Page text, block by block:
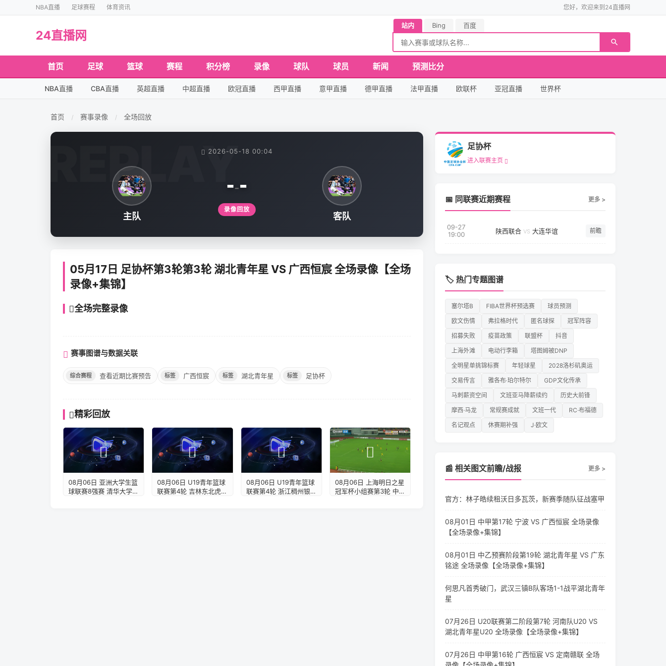
NBA直播 足球赛程 体育资讯 您好，欢迎来到24直播网
24直播网
站内 Bing 百度
首页 足球 篮球 赛程 积分榜 录像 球队 球员 新闻 预测比分
NBA直播 CBA直播 英超直播 中超直播 欧冠直播 西甲直播 意甲直播 德甲直播 法甲直播 欧联杯 亚冠直播 世界杯
首页 / 赛事录像 / 全场回放
2026-05-18 00:04
主队
---
录像回放
客队
05月17日 足协杯第3轮第3轮 湖北青年星 VS 广西恒宸 全场录像【全场
录像+集锦】
全场完整录像
赛事图谱与数据关联
综合赛程 查看近期比赛预告 标签 广西恒宸 标签 湖北青年星 标签 足协杯
精彩回放
08月06日 亚洲大学生篮
球联赛8强赛 清华大学
08月06日 U19青年篮球
联赛第4轮 吉林东北虎
08月06日 U19青年篮球
联赛第4轮 浙江稠州银行
08月06日 上海明日之星
冠军杯小组赛第3轮 中国
足协杯
进入联赛主页
📅 同联赛近期赛程 更多 >
09-27
19:00
陕西联合 VS 大连华谊 前瞻
🏷️ 热门专题图谱
塞尔塔B FIBA世界杯预选赛
球员预测
欧文伤情
弗拉格时代 匿名球探
冠军阵容
招募失败
疫苗政策 联盟杯
抖音
上海外滩
电动行李箱
塔图姆被DNP
全明星单挑锦标赛
年轻球星
2028洛杉矶奥运
交易传言
雅各布·珀尔特尔
GDP文化传承
马刺薪资空间
文班亚马降薪续约
历史大前锋
摩西·马龙
常规赛成就 文班一代
RC·布福德
名记观点
休赛期补强 J·欧文
📰 相关图文前瞻/战报 更多 >
官方：林子皓续租沃日多瓦茨，新赛季随队征战塞甲
08月01日 中甲第17轮 宁波 VS 广西恒宸 全场录像
【全场录像+集锦】
08月01日 中乙预赛阶段第19轮 湖北青年星 VS 广东
铭途 全场录像【全场录像+集锦】
何思凡首秀破门，武汉三镇B队客场1-1战平湖北青年
星
07月26日 U20联赛第二阶段第7轮 河南队U20 VS
湖北青年星U20 全场录像【全场录像+集锦】
07月26日 中甲第16轮 广西恒宸 VS 定南赣联 全场